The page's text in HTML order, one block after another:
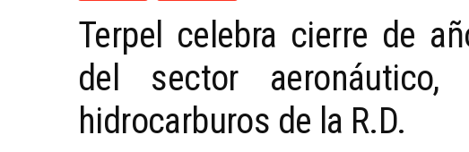
Terpel celebra cierre de
del sector
hidrocarburos de la R.D.